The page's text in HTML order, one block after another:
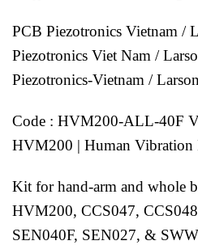
PCB Piezotronics Vietnam /
Piezotronics Viet Nam /
Piezotronics-Vietnam /
Code : HVM200-ALL-40F
HVM200 | Human Vibration
Kit for hand-arm and whole
HVM200, CCS047,
SEN040F, SEN027, &